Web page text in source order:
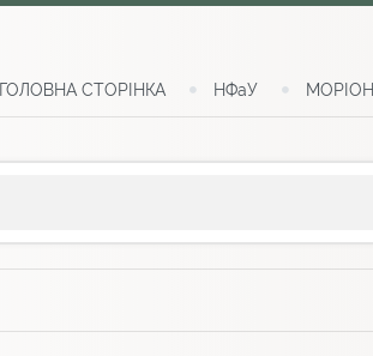
ГОЛОВНА СТОРІНКА НФаУ МОРІОН